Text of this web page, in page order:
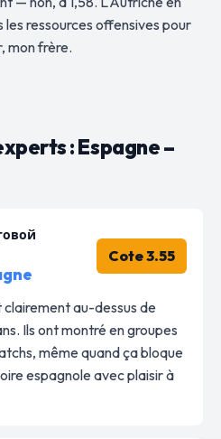
ressources offensives pour
mon frère.
: Espagne –
Cote 3.55
au-dessus de
Ils ont montré en groupes
même quand ça bloque
espagnole avec plaisir à